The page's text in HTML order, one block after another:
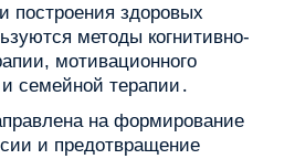
построения здоровых
методы когнитивно-
мотивационного
семейной терапии․
на формирование
и предотвращение